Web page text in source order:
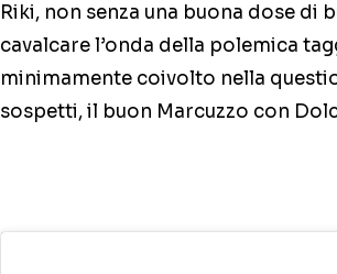
Riki, non senza una buona dose di
cavalcare l’onda della polemica
minimamente coivolto nella
sospetti, il buon Marcuzzo con